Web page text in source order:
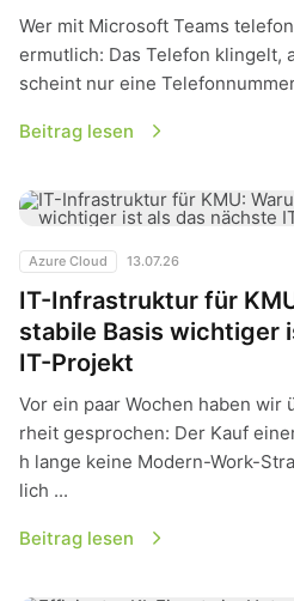
Wer mit Microsoft Teams
ermutlich: Das Telefon klingelt,
scheint nur eine
Beitrag lesen
Azure Cloud 13.07.26
IT-Infrastruktur für
stabile Basis wichtiger
IT-Projekt
Vor ein paar Wochen haben wir
rheit gesprochen: Der Kauf
h lange keine Modern-Work-
lich ...
Beitrag lesen
IT-Infrastruktur für KMU: